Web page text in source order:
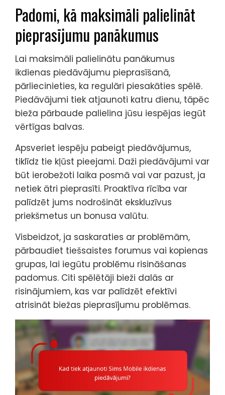
Padomi, kā maksimāli palielināt
pieprasījumu panākumus
Lai maksimāli palielinātu panākumus
ikdienas piedāvājumu pieprasīšanā,
pārliecinieties, ka regulāri piesakāties spēlē.
Piedāvājumi tiek atjaunoti katru dienu, tāpēc
bieža pārbaude palielina jūsu iespējas iegūt
vērtīgas balvas.
Apsveriet iespēju pabeigt piedāvājumus,
tiklīdz tie kļūst pieejami. Daži piedāvājumi var
būt ierobežoti laika posmā vai var pazust, ja
netiek ātri pieprasīti. Proaktīva rīcība var
palīdzēt jums nodrošināt ekskluzīvus
priekšmetus un bonusa valūtu.
Visbeidzot, ja saskaraties ar problēmām,
pārbaudiet tiešsaistes forumus vai kopienas
grupas, lai iegūtu problēmu risināšanas
padomus. Citi spēlētāji bieži dalās ar
risinājumiem, kas var palīdzēt efektīvi
atrisināt biežas pieprasījumu problēmas.